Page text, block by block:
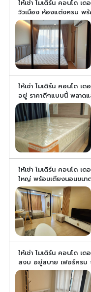
ให้เช่า โมเดิร์น คอนโด เ
วิวเมือง ห้องแต่งครบ พ
ให้เช่า โมเดิร์น คอนโด เ
อยู่ ราคาดีๆแบบนี้ พลาดแ
ให้เช่า โมเดิร์น คอนโด เ
ใหญ่ พร้อมเตียงนอนขนา
ให้เช่า โมเดิร์น คอนโด เ
สงบ อยู่สบาย เฟอร์ครบ